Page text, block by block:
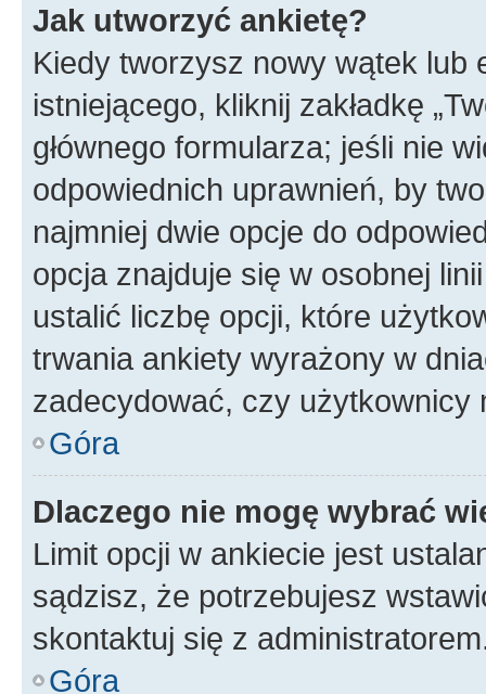
Jak utworzyć ankietę?
Kiedy tworzysz nowy wątek lub
istniejącego, kliknij zakładkę
głównego formularza; jeśli nie
odpowiednich uprawnień, by
najmniej dwie opcje do
opcja znajduje się w osobnej
ustalić liczbę opcji, które
trwania ankiety wyrażony w
zadecydować, czy użytkownicy
Góra
Dlaczego nie mogę wybrać
Limit opcji w ankiecie jest
sądzisz, że potrzebujesz
skontaktuj się z
Góra